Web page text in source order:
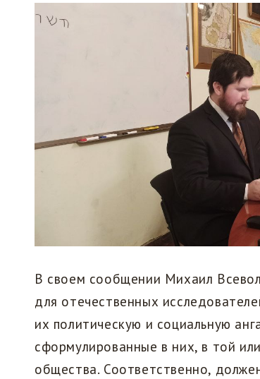
В своем сообщении Михаил
для отечественных
их политическую и социальную
сформулированные в них, в той
общества. Соответственно,